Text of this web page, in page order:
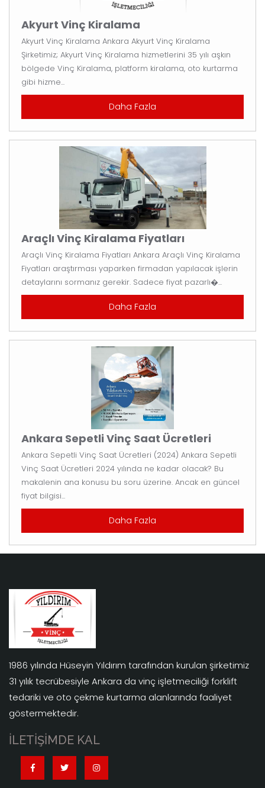
Akyurt Vinç Kiralama
Akyurt Vinç Kiralama Ankara Akyurt Vinç Kiralama
Şirketimiz; Akyurt Vinç Kiralama hizmetlerini 35 yılı aşkın
bölgede Vinç Kiralama, platform kiralama, oto kurtarma
gibi hizme...
Daha Fazla
Araçlı Vinç Kiralama Fiyatları
Araçlı Vinç Kiralama Fiyatları Ankara Araçlı Vinç Kiralama
Fiyatları araştırması yaparken firmadan yapılacak işlerin
detaylarını sormanız gerekir. Sadece fiyat pazarlı�...
Daha Fazla
Ankara Sepetli Vinç Saat Ücretleri
Ankara Sepetli Vinç Saat Ücretleri (2024) Ankara Sepetli
Vinç Saat Ücretleri 2024 yılında ne kadar olacak? Bu
makalenin ana konusu bu soru üzerine. Ancak en güncel
fiyat bilgisi...
Daha Fazla
1986 yılında Hüseyin Yıldırım tarafından kurulan şirketimiz
31 yılık tecrübesiyle Ankara da vinç işletmeciliği forklift
tedariki ve oto çekme kurtarma alanlarında faaliyet
göstermektedir.
İLETİŞİMDE KAL